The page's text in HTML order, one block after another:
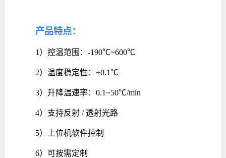
产品特点：
1）控温范围：-190℃~600℃
2）温度稳定性：±0.1℃
3）升降温速率：0.1~50℃/min
4）支持反射 / 透射光路
5）上位机软件控制
6）可按需定制